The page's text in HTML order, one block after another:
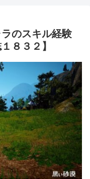
のスキル経験
８３２】